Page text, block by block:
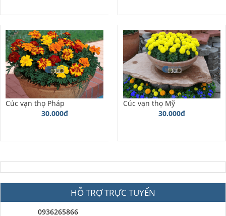
Cúc vạn thọ Pháp
30.000đ
Cúc vạn thọ Mỹ
30.000đ
HỖ TRỢ TRỰC TUYẾN
0936265866